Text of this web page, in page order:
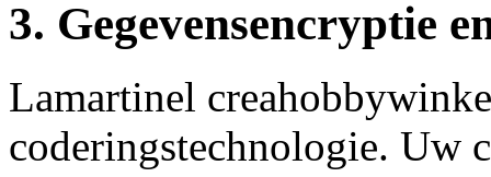
3. Gegevensencryptie
Lamartinel
coderingstechnologie. Uw